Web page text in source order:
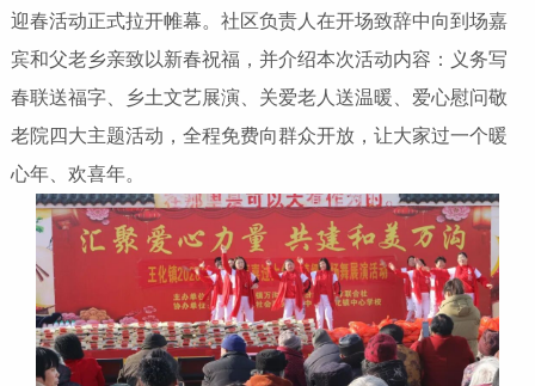
迎春活动正式拉开帷幕。社区负责人在开场致辞中向到场嘉
宾和父老乡亲致以新春祝福，并介绍本次活动内容：义务写
春联送福字、乡土文艺展演、关爱老人送温暖、爱心慰问敬
老院四大主题活动，全程免费向群众开放，让大家过一个暖
心年、欢喜年。